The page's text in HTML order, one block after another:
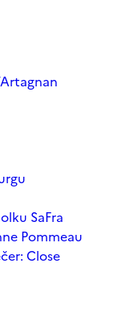
SaFra
Pommeau
Close